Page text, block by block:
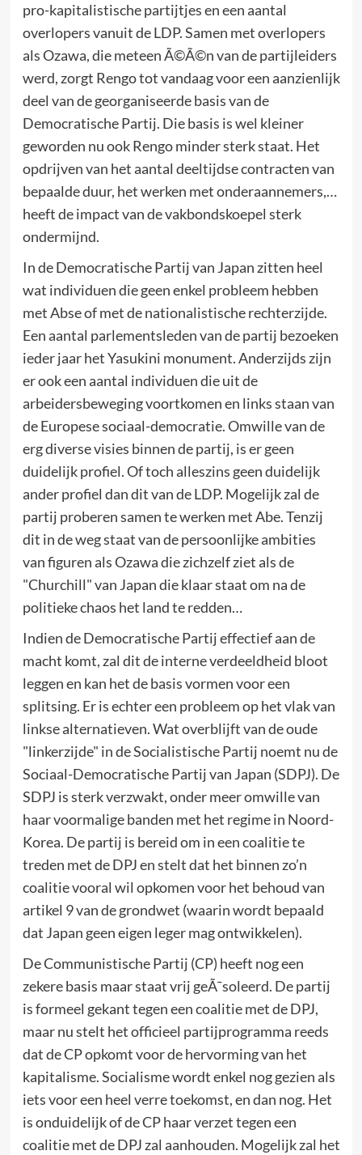
pro-kapitalistische partijtjes en een aantal
overlopers vanuit de LDP. Samen met overlopers
als Ozawa, die meteen Ã©Ã©n van de partijleiders
werd, zorgt Rengo tot vandaag voor een aanzienlijk
deel van de georganiseerde basis van de
Democratische Partij. Die basis is wel kleiner
geworden nu ook Rengo minder sterk staat. Het
opdrijven van het aantal deeltijdse contracten van
bepaalde duur, het werken met onderaannemers,…
heeft de impact van de vakbondskoepel sterk
ondermijnd.
In de Democratische Partij van Japan zitten heel
wat individuen die geen enkel probleem hebben
met Abse of met de nationalistische rechterzijde.
Een aantal parlementsleden van de partij bezoeken
ieder jaar het Yasukini monument. Anderzijds zijn
er ook een aantal individuen die uit de
arbeidersbeweging voortkomen en links staan van
de Europese sociaal-democratie. Omwille van de
erg diverse visies binnen de partij, is er geen
duidelijk profiel. Of toch alleszins geen duidelijk
ander profiel dan dit van de LDP. Mogelijk zal de
partij proberen samen te werken met Abe. Tenzij
dit in de weg staat van de persoonlijke ambities
van figuren als Ozawa die zichzelf ziet als de
"Churchill" van Japan die klaar staat om na de
politieke chaos het land te redden…
Indien de Democratische Partij effectief aan de
macht komt, zal dit de interne verdeeldheid bloot
leggen en kan het de basis vormen voor een
splitsing. Er is echter een probleem op het vlak van
linkse alternatieven. Wat overblijft van de oude
"linkerzijde" in de Socialistische Partij noemt nu de
Sociaal-Democratische Partij van Japan (SDPJ). De
SDPJ is sterk verzwakt, onder meer omwille van
haar voormalige banden met het regime in Noord-
Korea. De partij is bereid om in een coalitie te
treden met de DPJ en stelt dat het binnen zo’n
coalitie vooral wil opkomen voor het behoud van
artikel 9 van de grondwet (waarin wordt bepaald
dat Japan geen eigen leger mag ontwikkelen).
De Communistische Partij (CP) heeft nog een
zekere basis maar staat vrij geÃ¯soleerd. De partij
is formeel gekant tegen een coalitie met de DPJ,
maar nu stelt het officieel partijprogramma reeds
dat de CP opkomt voor de hervorming van het
kapitalisme. Socialisme wordt enkel nog gezien als
iets voor een heel verre toekomst, en dan nog. Het
is onduidelijk of de CP haar verzet tegen een
coalitie met de DPJ zal aanhouden. Mogelijk zal het